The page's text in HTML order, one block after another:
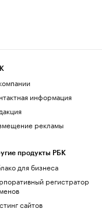
информация
рекламы
продукты РБК
для бизнеса
регистратор
сайтов